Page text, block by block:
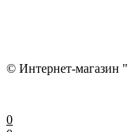
© Интернет-магазин
0